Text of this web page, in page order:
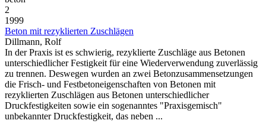
2
1999
Beton mit rezyklierten Zuschlägen
Dillmann, Rolf
In der Praxis ist es schwierig, rezyklierte Zuschläge aus Betonen
unterschiedlicher Festigkeit für eine Wiederverwendung zuverlässig
zu trennen. Deswegen wurden an zwei Betonzusammensetzungen
die Frisch- und Festbetoneigenschaften von Betonen mit
rezyklierten Zuschlägen aus Betonen unterschiedlicher
Druckfestigkeiten sowie ein sogenanntes "Praxisgemisch"
unbekannter Druckfestigkeit, das neben ...